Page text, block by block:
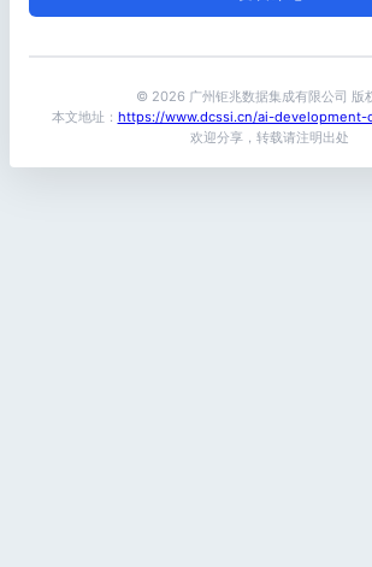
© 2026 广州钜兆数据集成有限公司 版
本文地址： https://www.dcssi.cn/ai-
欢迎分享，转载请注明出处